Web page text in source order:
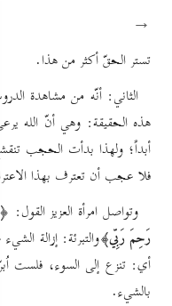
→
تستر الحقّ أكثر من هذا.
الثاني: أنّه من مشاهدة
هذه الحقيقة: وهي أنّ الله
أبداً؛ ولهذا بدأت الحجب
فلا عجب أن تعترف بهذا
وتواصل امرأة العزيز القول:
رَحِمَ رَبِّي﴾والتبرئة: إزالة
أي: تنزع إلى السوء، فلست
بالشيء.